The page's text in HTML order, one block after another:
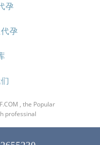
孕
孕
, the Popular
professinal